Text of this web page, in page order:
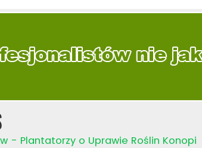
- Plantatorzy o Uprawie Roślin Konopi